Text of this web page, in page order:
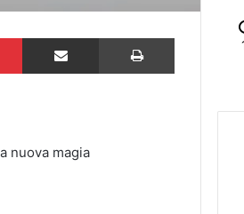
Pinterest Partilhar via Email Imprimir